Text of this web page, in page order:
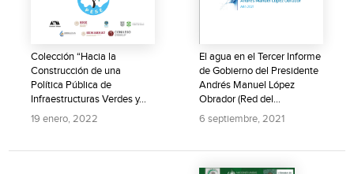
Colección “Hacia la
Construcción de una
Política Pública de
Infraestructuras Verdes y...
19 enero, 2022
El agua en el Tercer Informe
de Gobierno del Presidente
Andrés Manuel López
Obrador (Red del...
6 septiembre, 2021